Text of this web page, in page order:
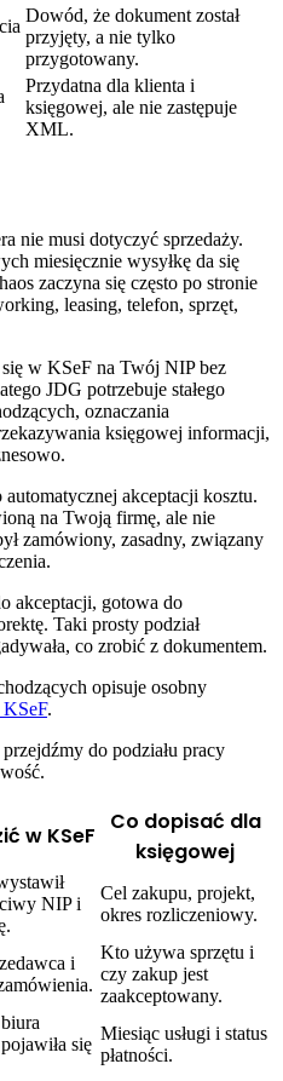
Dowód, że dokument został
przyjęty, a nie tylko
przygotowany.
Przydatna dla klienta i
księgowej, ale nie zastępuje
XML.
nie musi dotyczyć sprzedaży.
miesięcznie wysyłkę da się
zaczyna się często po stronie
leasing, telefon, sprzęt,
w KSeF na Twój NIP bez
JDG potrzebuje stałego
oznaczania
księgowej informacji,
akceptacji kosztu.
na Twoją firmę, ale nie
zamówiony, zasadny, związany
akceptacji, gotowa do
Taki prosty podział
co zrobić z dokumentem.
opisuje osobny
.
do podziału pracy
w KSeF
Co dopisać dla
księgowej
NIP i
Cel zakupu, projekt,
okres rozliczeniowy.
i
Kto używa sprzętu i
czy zakup jest
zaakceptowany.
się
Miesiąc usługi i status
płatności.